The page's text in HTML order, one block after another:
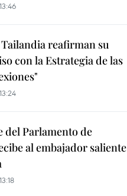
reafirman su
con la Estrategia de las
del Parlamento de
al embajador saliente